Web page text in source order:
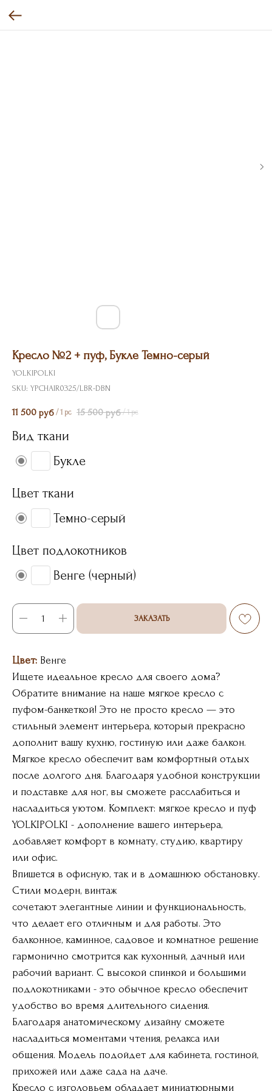
Кресло №2 + пуф, Букле Темно-серый
YOLKIPOLKI
SKU: YPCHAIR0325/LBR-DBN
11 500 руб / 1 pc 15 500 руб / 1 pc
Вид ткани
Букле
Цвет ткани
Темно-серый
Цвет подлокотников
Венге (черный)
ЗАКАЗАТЬ
Цвет: Венге
Ищете идеальное кресло для своего дома?
Обратите внимание на наше мягкое кресло с
пуфом-банкеткой! Это не просто кресло — это
стильный элемент интерьера, который прекрасно
дополнит вашу кухню, гостиную или даже балкон.
Мягкое кресло обеспечит вам комфортный отдых
после долгого дня. Благодаря удобной конструкции
и подставке для ног, вы сможете расслабиться и
насладиться уютом. Комплект: мягкое кресло и пуф
YOLKIPOLKI - дополнение вашего интерьера,
добавляет комфорт в комнату, студию, квартиру
или офис.
Впишется в офисную, так и в домашнюю обстановку.
Стили модерн, винтаж
сочетают элегантные линии и функциональность,
что делает его отличным и для работы. Это
балконное, каминное, садовое и комнатное решение
гармонично смотрится как кухонный, дачный или
рабочий вариант. С высокой спинкой и большими
подлокотниками - это обычное кресло обеспечит
удобство во время длительного сидения.
Благодаря анатомическому дизайну сможете
насладиться моментами чтения, релакса или
общения. Модель подойдет для кабинета, гостиной,
прихожей или даже сада на даче.
Кресло с изголовьем обладает миниатюрными